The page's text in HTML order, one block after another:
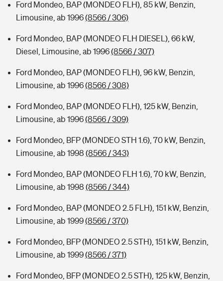
Ford Mondeo, BAP (MONDEO FLH), 85 kW, Benzin,
Limousine, ab 1996(8566 / 306)
Ford Mondeo, BAP (MONDEO FLH DIESEL), 66 kW,
Diesel, Limousine, ab 1996(8566 / 307)
Ford Mondeo, BAP (MONDEO FLH), 96 kW, Benzin,
Limousine, ab 1996(8566 / 308)
Ford Mondeo, BAP (MONDEO FLH), 125 kW, Benzin,
Limousine, ab 1996(8566 / 309)
Ford Mondeo, BFP (MONDEO STH 1.6), 70 kW, Benzin,
Limousine, ab 1998 (8566 / 343)
Ford Mondeo, BAP (MONDEO FLH 1.6), 70 kW, Benzin,
Limousine, ab 1998 (8566 / 344)
Ford Mondeo, BAP (MONDEO 2.5 FLH), 151 kW, Benzin,
Limousine, ab 1999(8566 / 370)
Ford Mondeo, BFP (MONDEO 2.5 STH), 151 kW, Benzin,
Limousine, ab 1999(8566 / 371)
Ford Mondeo, BFP (MONDEO 2.5 STH), 125 kW, Benzin,